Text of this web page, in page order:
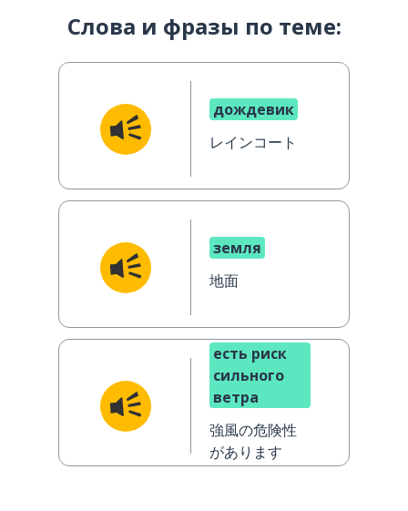
Слова и фразы по теме:
дождевик
レインコート
земля
地面
есть риск
сильного
ветра
強風の危険性
があります